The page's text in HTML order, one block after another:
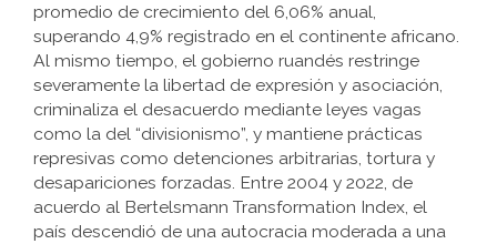
promedio de crecimiento del 6,06% anual,
superando 4,9% registrado en el continente africano.
Al mismo tiempo, el gobierno ruandés restringe
severamente la libertad de expresión y asociación,
criminaliza el desacuerdo mediante leyes vagas
como la del “divisionismo”, y mantiene prácticas
represivas como detenciones arbitrarias, tortura y
desapariciones forzadas. Entre 2004 y 2022, de
acuerdo al Bertelsmann Transformation Index, el
país descendió de una autocracia moderada a una